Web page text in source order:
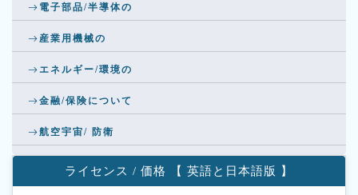
電子部品/半導体の
産業用機械の
エネルギー/環境の
金融/保険について
航空宇宙/ 防衛
ライセンス / 価格 【 英語と日本語版 】